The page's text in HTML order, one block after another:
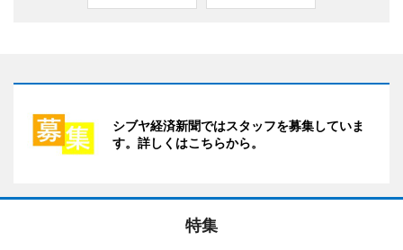
シブヤ経済新聞ではスタッフを募集していま
す。詳しくはこちらから。
特集